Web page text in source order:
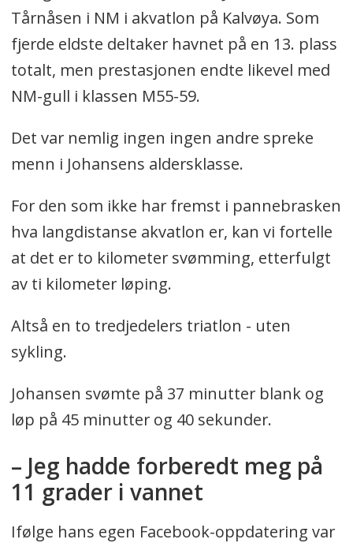
Tårnåsen i NM i akvatlon på Kalvøya. Som
fjerde eldste deltaker havnet på en 13. plass
totalt, men prestasjonen endte likevel med
NM-gull i klassen M55-59.
Det var nemlig ingen ingen andre spreke
menn i Johansens aldersklasse.
For den som ikke har fremst i pannebrasken
hva langdistanse akvatlon er, kan vi fortelle
at det er to kilometer svømming, etterfulgt
av ti kilometer løping.
Altså en to tredjedelers triatlon - uten
sykling.
Johansen svømte på 37 minutter blank og
løp på 45 minutter og 40 sekunder.
– Jeg hadde forberedt meg på
11 grader i vannet
Ifølge hans egen Facebook-oppdatering var